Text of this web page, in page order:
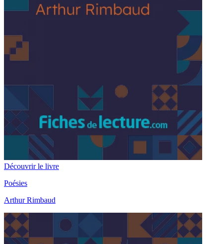
Découvrir le livre
Poésies
Arthur Rimbaud